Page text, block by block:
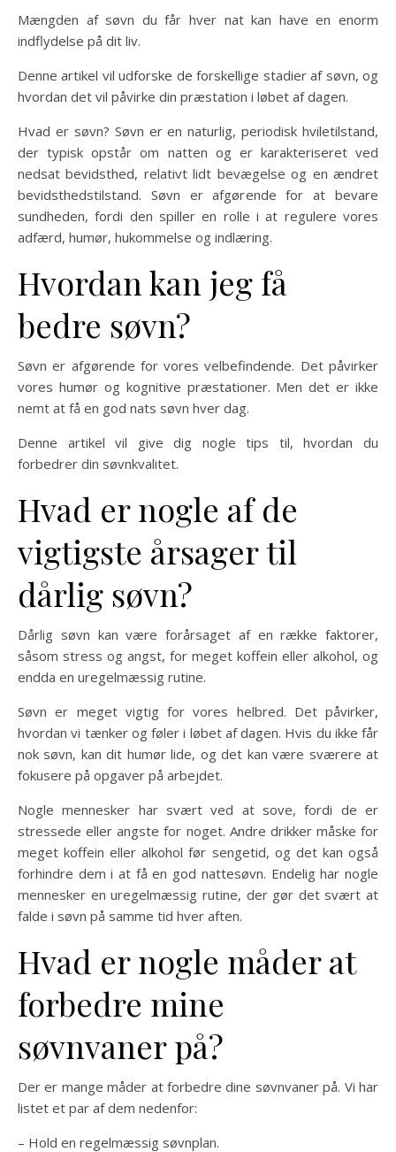
Mængden af søvn du får hver nat kan have en enorm
indflydelse på dit liv.
Denne artikel vil udforske de forskellige stadier af søvn, og
hvordan det vil påvirke din præstation i løbet af dagen.
Hvad er søvn? Søvn er en naturlig, periodisk hviletilstand,
der typisk opstår om natten og er karakteriseret ved
nedsat bevidsthed, relativt lidt bevægelse og en ændret
bevidsthedstilstand. Søvn er afgørende for at bevare
sundheden, fordi den spiller en rolle i at regulere vores
adfærd, humør, hukommelse og indlæring.
Hvordan kan jeg få
bedre søvn?
Søvn er afgørende for vores velbefindende. Det påvirker
vores humør og kognitive præstationer. Men det er ikke
nemt at få en god nats søvn hver dag.
Denne artikel vil give dig nogle tips til, hvordan du
forbedrer din søvnkvalitet.
Hvad er nogle af de
vigtigste årsager til
dårlig søvn?
Dårlig søvn kan være forårsaget af en række faktorer,
såsom stress og angst, for meget koffein eller alkohol, og
endda en uregelmæssig rutine.
Søvn er meget vigtig for vores helbred. Det påvirker,
hvordan vi tænker og føler i løbet af dagen. Hvis du ikke får
nok søvn, kan dit humør lide, og det kan være sværere at
fokusere på opgaver på arbejdet.
Nogle mennesker har svært ved at sove, fordi de er
stressede eller angste for noget. Andre drikker måske for
meget koffein eller alkohol før sengetid, og det kan også
forhindre dem i at få en god nattesøvn. Endelig har nogle
mennesker en uregelmæssig rutine, der gør det svært at
falde i søvn på samme tid hver aften.
Hvad er nogle måder at
forbedre mine
søvnvaner på?
Der er mange måder at forbedre dine søvnvaner på. Vi har
listet et par af dem nedenfor:
– Hold en regelmæssig søvnplan.